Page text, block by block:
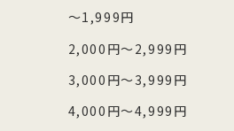
～1,999円
2,000円～2,999円
3,000円～3,999円
4,000円～4,999円